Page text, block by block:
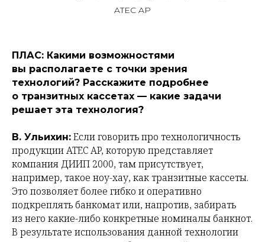
ATEC AP
ПЛАС: Какими возможностями
вы располагаете с точки зрения
технологий? Расскажите подробнее
о транзитных кассетах — какие задачи
решает эта технология?
В. Ульихин: Если говорить про технологичность
продукции ATEC AP, которую представляет
компания ДИИП 2000, там присутствует,
например, такое ноу-хау, как транзитные кассеты.
Это позволяет более гибко и оперативно
подкреплять банкомат или, напротив, забирать
из него какие-либо конкретные номиналы банкнот.
В результате использования данной технологии